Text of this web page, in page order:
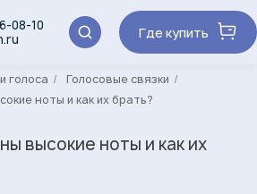
08-10
Где купить
голоса
Голосовые связки
ноты и как их брать?
высокие ноты и как их